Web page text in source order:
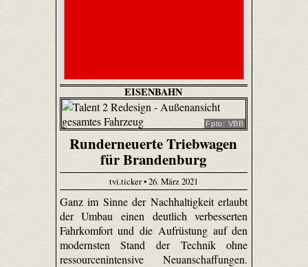
EISENBAHN
Fpto: VBB
Runderneuerte Triebwagen
für Brandenburg
tvi.ticker • 26. März 2021
Ganz im Sinne der Nachhaltigkeit erlaubt
der Umbau einen deutlich verbesserten
Fahrkomfort und die Aufrüstung auf den
modernsten Stand der Technik ohne
ressourcenintensive Neuanschaffungen.